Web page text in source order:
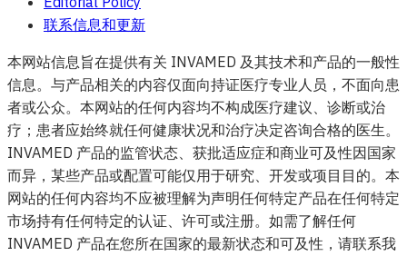
联系信息和更新
本网站信息旨在提供有关 INVAMED 及其技术和产品的一般性
信息。与产品相关的内容仅面向持证医疗专业人员，不面向患
者或公众。本网站的任何内容均不构成医疗建议、诊断或治
疗；患者应始终就任何健康状况和治疗决定咨询合格的医生。
INVAMED 产品的监管状态、获批适应症和商业可及性因国家
而异，某些产品或配置可能仅用于研究、开发或项目目的。本
网站的任何内容均不应被理解为声明任何特定产品在任何特定
市场持有任何特定的认证、许可或注册。如需了解任何
INVAMED 产品在您所在国家的最新状态和可及性，请联系我